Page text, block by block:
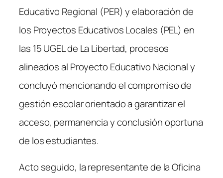
Educativo Regional (PER) y elaboración de
los Proyectos Educativos Locales (PEL) en
las 15 UGEL de La Libertad, procesos
alineados al Proyecto Educativo Nacional y
concluyó mencionando el compromiso de
gestión escolar orientado a garantizar el
acceso, permanencia y conclusión oportuna
de los estudiantes.
Acto seguido, la representante de la Oficina